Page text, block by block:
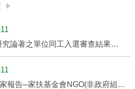
論著之單位同工入選審查結果
報告─家扶基金會NGO(非政府組織)